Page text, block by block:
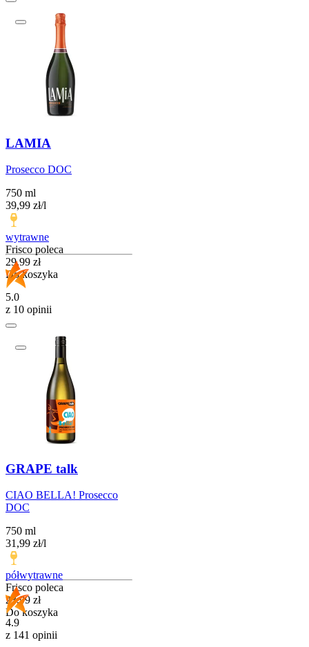
LAMIA
Prosecco DOC
750 ml
39,99 zł/l
wytrawne
Frisco poleca
Cena
29,99 zł
Do koszyka
5.0
z 10 opinii
GRAPE talk
CIAO BELLA! Prosecco
DOC
750 ml
31,99 zł/l
półwytrawne
Frisco poleca
Cena
23,99 zł
Do koszyka
4.9
z 141 opinii